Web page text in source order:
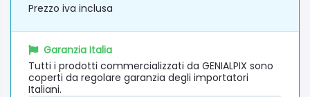
Prezzo iva inclusa
Garanzia Italia
Tutti i prodotti commercializzati da GENIALPIX sono
coperti da regolare garanzia degli importatori
Italiani.